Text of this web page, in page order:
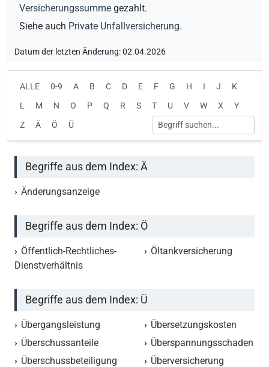
Versicherungssumme gezahlt.
Siehe auch Private Unfallversicherung.
Datum der letzten Änderung: 02.04.2026
ALLE 0-9 A B C D E F G H I J
K
L
M N O P Q R S T U V W X
Y
Z
Ä Ö Ü
Begriffe aus dem Index: Ä
Änderungsanzeige
Begriffe aus dem Index: Ö
Öffentlich-Rechtliches-
Dienstverhältnis
Öltankversicherung
Begriffe aus dem Index: Ü
Übergangsleistung
Überschussanteile
Überschussbeteiligung
Übersetzungskosten
Überspannungsschaden
Überversicherung